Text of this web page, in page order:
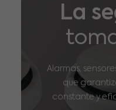
La
Alarmas,
que
constante y